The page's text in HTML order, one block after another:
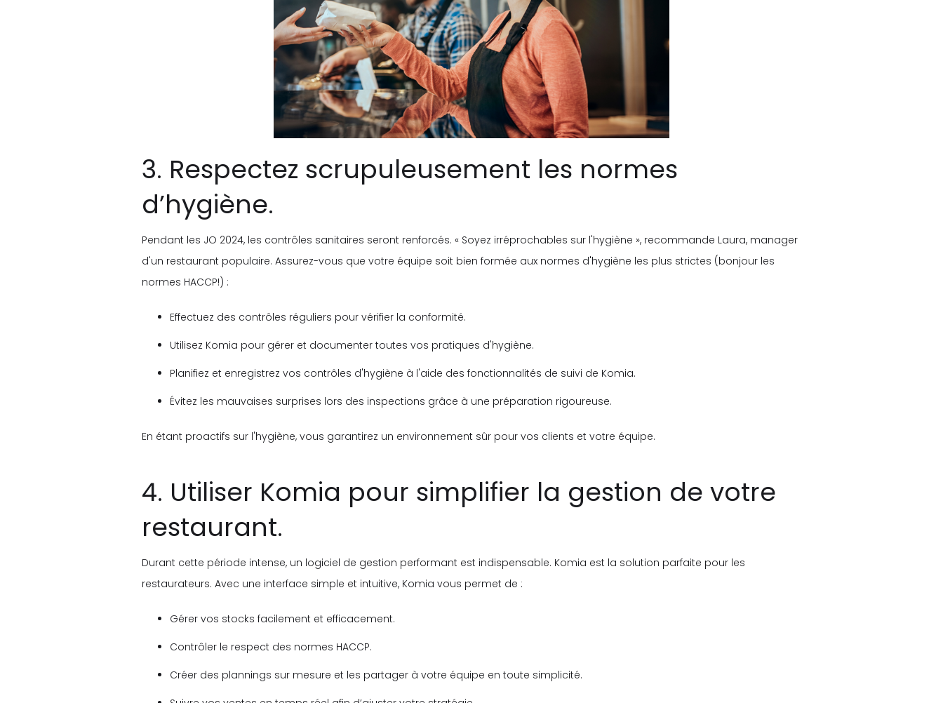
3. Respectez scrupuleusement les normes
d’hygiène.
Pendant les JO 2024, les contrôles sanitaires seront renforcés. « Soyez irréprochables sur l'hygiène », recommande Laura, manager
d'un restaurant populaire. Assurez-vous que votre équipe soit bien formée aux normes d'hygiène les plus strictes (bonjour les
normes HACCP!) :
Effectuez des contrôles réguliers pour vérifier la conformité.
Utilisez Komia pour gérer et documenter toutes vos pratiques d'hygiène.
Planifiez et enregistrez vos contrôles d'hygiène à l'aide des fonctionnalités de suivi de Komia.
Évitez les mauvaises surprises lors des inspections grâce à une préparation rigoureuse.
En étant proactifs sur l'hygiène, vous garantirez un environnement sûr pour vos clients et votre équipe.
4. Utiliser Komia pour simplifier la gestion de votre
restaurant.
Durant cette période intense, un logiciel de gestion performant est indispensable. Komia est la solution parfaite pour les
restaurateurs. Avec une interface simple et intuitive, Komia vous permet de :
Gérer vos stocks facilement et efficacement.
Contrôler le respect des normes HACCP.
Créer des plannings sur mesure et les partager à votre équipe en toute simplicité.